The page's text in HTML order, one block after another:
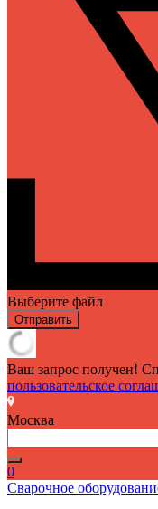
Выберите файл
Отправить
Ваш запрос получен!
пользовательское
Москва
0
Сварочное